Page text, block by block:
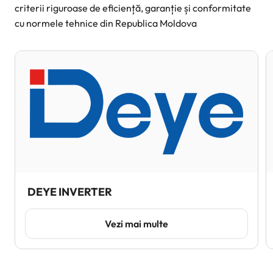
criterii riguroase de eficiență, garanție și conformitate
cu normele tehnice din Republica Moldova
DEYE INVERTER
Vezi mai multe